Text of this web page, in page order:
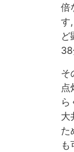
倍
す
ど
そ
点
ら
大
た